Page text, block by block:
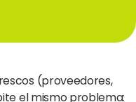
(proveedores,
el mismo problema: